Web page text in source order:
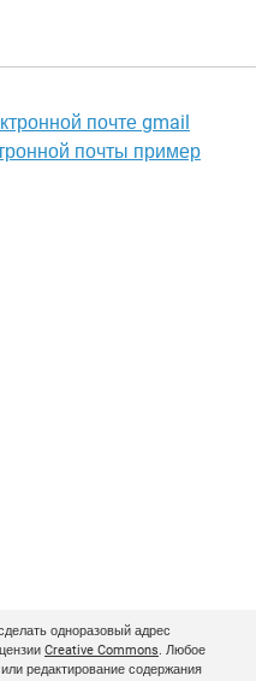
почте gmail
почты пример
одноразовый адрес
Creative Commons . Любое
редактирование содержания